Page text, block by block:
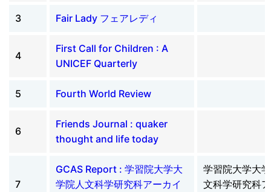
3 Fair Lady フェアレディ
4
First Call for Children : A
UNICEF Quarterly
5 Fourth World Review
6
Friends Journal : quaker
thought and life today
7
GCAS Report : 学習院大学大
学院人文科学研究科アーカイ
学習院大学大
文科学研究科